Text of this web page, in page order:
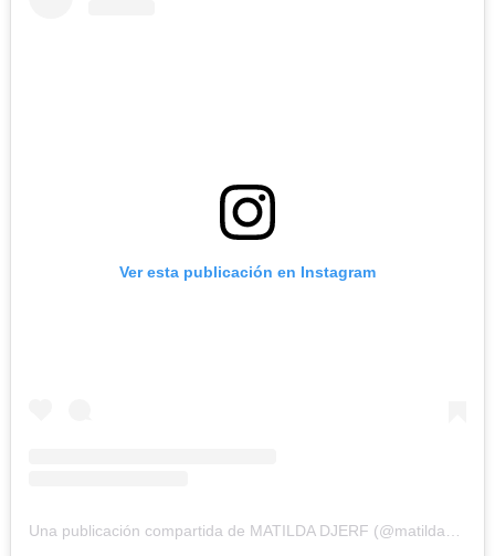
Ver esta publicación en Instagram